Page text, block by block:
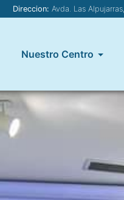
Direccion: Avda. Las
Nuestro Centro